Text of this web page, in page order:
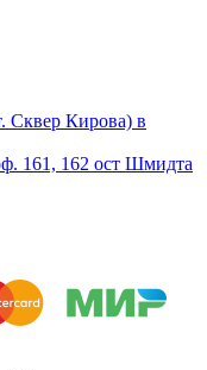
Сквер Кирова) в
161, 162 ост Шмидта